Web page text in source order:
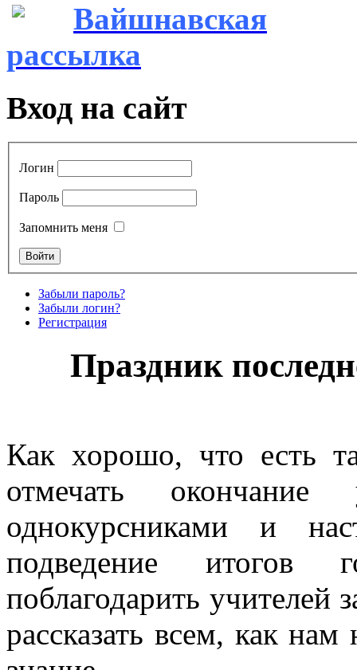
Вайшнавская
рассылка
Вход на сайт
Логин
Пароль
Запомнить меня
Забыли пароль?
Забыли логин?
Регистрация
Праздник
Как хорошо, что есть
отмечать
однокурсниками и
подведение итогов
поблагодарить учителей
рассказать всем, как нам